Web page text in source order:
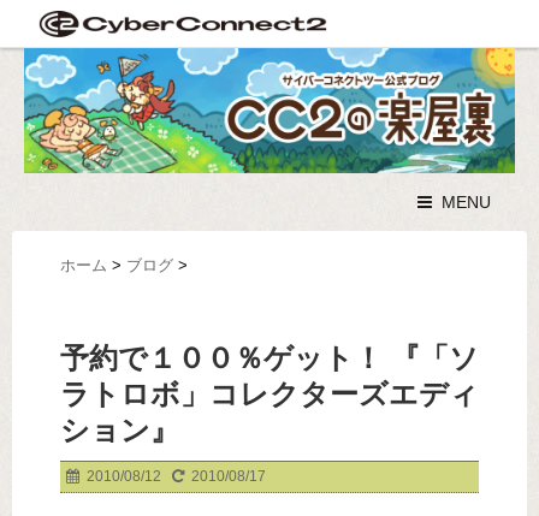
MENU
ホーム > ブログ >
予約で１００％ゲット！ 『「ソ
ラトロボ」コレクターズエディ
ション』
2010/08/12 2010/08/17